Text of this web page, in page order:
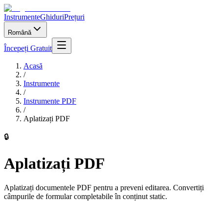
InstrumenteGhiduriPrețuri
Română
Începeți Gratuit
Acasă
/
Instrumente
/
Instrumente PDF
/
Aplatizați PDF
🔒
Aplatizați PDF
Aplatizați documentele PDF pentru a preveni editarea. Convertiți
câmpurile de formular completabile în conținut static.